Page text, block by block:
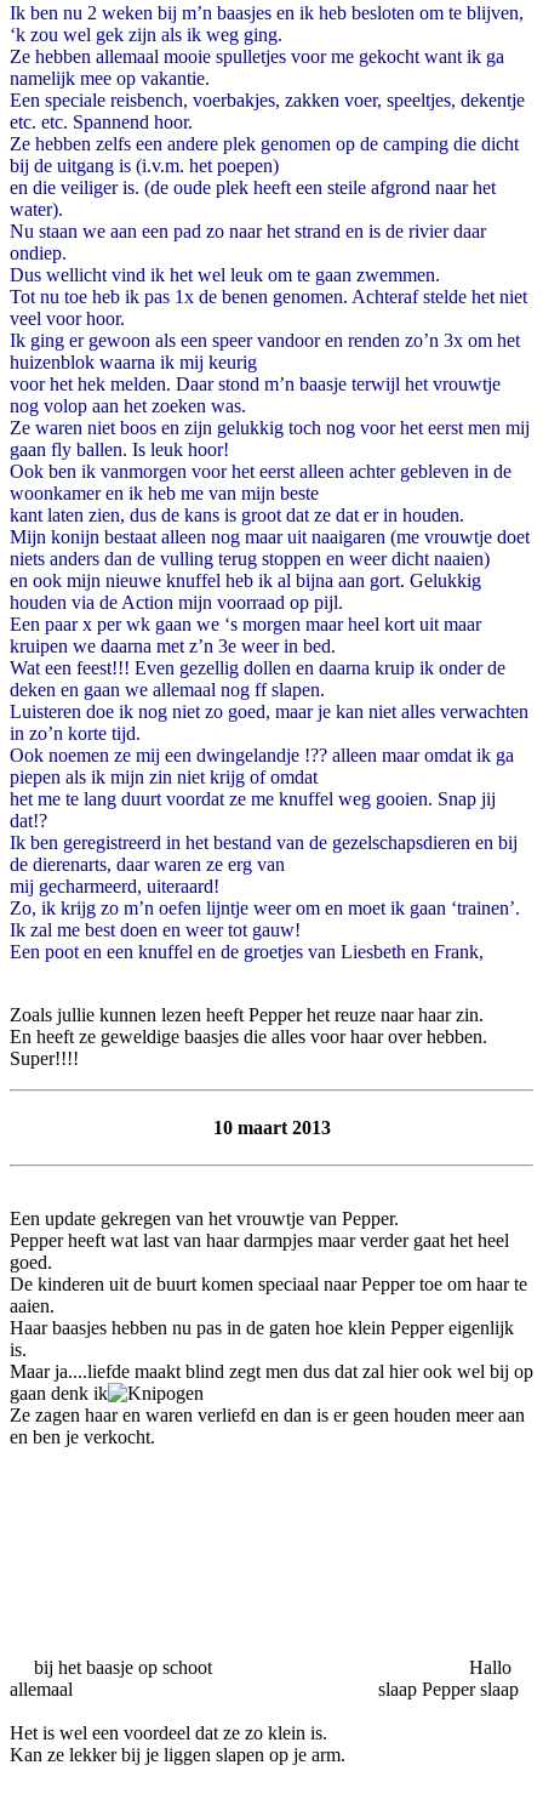
Ik ben nu 2 weken bij m’n baasjes en ik heb besloten om te blijven,
‘k zou wel gek zijn als ik weg ging.
Ze hebben allemaal mooie spulletjes voor me gekocht want ik ga
namelijk mee op vakantie.
Een speciale reisbench, voerbakjes, zakken voer, speeltjes, dekentje
etc. etc. Spannend hoor.
Ze hebben zelfs een andere plek genomen op de camping die dicht
bij de uitgang is (i.v.m. het poepen)
en die veiliger is. (de oude plek heeft een steile afgrond naar het
water).
Nu staan we aan een pad zo naar het strand en is de rivier daar
ondiep.
Dus wellicht vind ik het wel leuk om te gaan zwemmen.
Tot nu toe heb ik pas 1x de benen genomen. Achteraf stelde het niet
veel voor hoor.
Ik ging er gewoon als een speer vandoor en renden zo’n 3x om het
huizenblok waarna ik mij keurig
voor het hek melden. Daar stond m’n baasje terwijl het vrouwtje
nog volop aan het zoeken was.
Ze waren niet boos en zijn gelukkig toch nog voor het eerst men mij
gaan fly ballen. Is leuk hoor!
Ook ben ik vanmorgen voor het eerst alleen achter gebleven in de
woonkamer en ik heb me van mijn beste
kant laten zien, dus de kans is groot dat ze dat er in houden.
Mijn konijn bestaat alleen nog maar uit naaigaren (me vrouwtje doet
niets anders dan de vulling terug stoppen en weer dicht naaien)
en ook mijn nieuwe knuffel heb ik al bijna aan gort. Gelukkig
houden via de Action mijn voorraad op pijl.
Een paar x per wk gaan we ‘s morgen maar heel kort uit maar
kruipen we daarna met z’n 3e weer in bed.
Wat een feest!!! Even gezellig dollen en daarna kruip ik onder de
deken en gaan we allemaal nog ff slapen.
Luisteren doe ik nog niet zo goed, maar je kan niet alles verwachten
in zo’n korte tijd.
Ook noemen ze mij een dwingelandje !?? alleen maar omdat ik ga
piepen als ik mijn zin niet krijg of omdat
het me te lang duurt voordat ze me knuffel weg gooien. Snap jij
dat!?
Ik ben geregistreerd in het bestand van de gezelschapsdieren en bij
de dierenarts, daar waren ze erg van
mij gecharmeerd, uiteraard!
Zo, ik krijg zo m’n oefen lijntje weer om en moet ik gaan ‘trainen’.
Ik zal me best doen en weer tot gauw!
Een poot en een knuffel en de groetjes van Liesbeth en Frank,
Zoals jullie kunnen lezen heeft Pepper het reuze naar haar zin.
En heeft ze geweldige baasjes die alles voor haar over hebben.
Super!!!!
10 maart 2013
Een update gekregen van het vrouwtje van Pepper.
Pepper heeft wat last van haar darmpjes maar verder gaat het heel
goed.
De kinderen uit de buurt komen speciaal naar Pepper toe om haar te
aaien.
Haar baasjes hebben nu pas in de gaten hoe klein Pepper eigenlijk
is.
Maar ja....liefde maakt blind zegt men dus dat zal hier ook wel bij op
gaan denk ik
Ze zagen haar en waren verliefd en dan is er geen houden meer aan
en ben je verkocht.
bij het baasje op schoot Hallo
allemaal slaap Pepper slaap
Het is wel een voordeel dat ze zo klein is.
Kan ze lekker bij je liggen slapen op je arm.